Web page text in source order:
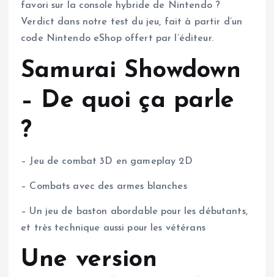
favori sur la console hybride de Nintendo ?
Verdict dans notre test du jeu, fait à partir d’un
code Nintendo eShop offert par l’éditeur.
Samurai Showdown
– De quoi ça parle
?
– Jeu de combat 3D en gameplay 2D
– Combats avec des armes blanches
– Un jeu de baston abordable pour les débutants,
et très technique aussi pour les vétérans
Une version